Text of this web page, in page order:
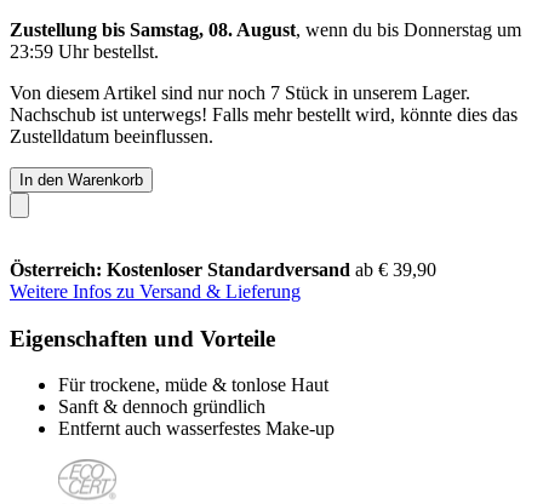
Zustellung bis Samstag, 08. August, wenn du bis Donnerstag um
23:59 Uhrbestellst.
Von diesem Artikel sind nur noch 7 Stück in unserem Lager.
Nachschub ist unterwegs! Falls mehr bestellt wird, könnte dies das
Zustelldatum beeinflussen.
In den Warenkorb
Österreich: Kostenloser Standardversand ab € 39,90
Weitere Infos zu Versand & Lieferung
Eigenschaften und Vorteile
Für trockene, müde & tonlose Haut
Sanft & dennoch gründlich
Entfernt auch wasserfestes Make-up